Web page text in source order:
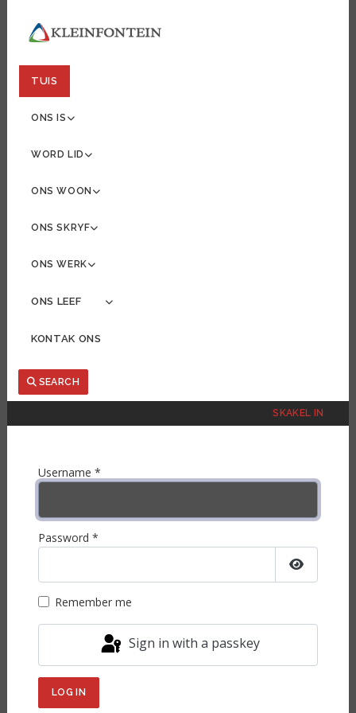
TUIS
ONS IS
WORD LID
ONS WOON
ONS SKRYF
ONS WERK
ONS LEEF
MORE ABOUT: ONS LEEF
KONTAK ONS
SearchSEARCH
SKAKEL IN
Username *
Password *
Show
Remember me
Sign in with a passkey
LOG IN